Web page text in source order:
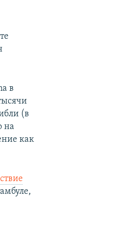
в
(в
на
как